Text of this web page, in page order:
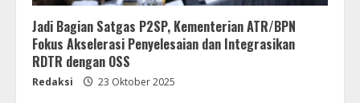
Jadi Bagian Satgas P2SP, Kementerian ATR/BPN
Fokus Akselerasi Penyelesaian dan Integrasikan
RDTR dengan OSS
Redaksi 23 Oktober 2025